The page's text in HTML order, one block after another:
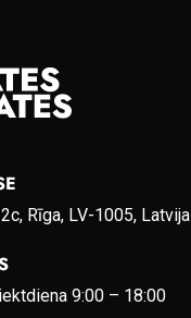
Rīga, LV-1005, Latvija
9:00 – 18:00